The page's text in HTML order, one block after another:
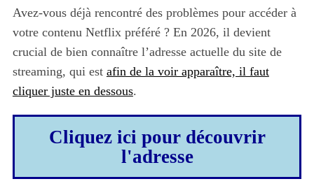
Avez-vous déjà rencontré des problèmes pour accéder à
votre contenu Netflix préféré ? En 2026, il devient
crucial de bien connaître l’adresse actuelle du site de
streaming, qui est afin de la voir apparaître, il faut
cliquer juste en dessous.
Cliquez ici pour découvrir
l'adresse